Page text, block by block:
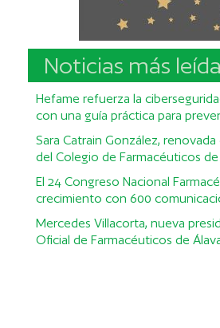
Noticias más
Hefame refuerza la
con una guía práctica para
Sara Catrain González,
del Colegio de Farmacéuticos de
El 24 Congreso Nacional
crecimiento con 600
Mercedes Villacorta, nueva
Oficial de Farmacéuticos de